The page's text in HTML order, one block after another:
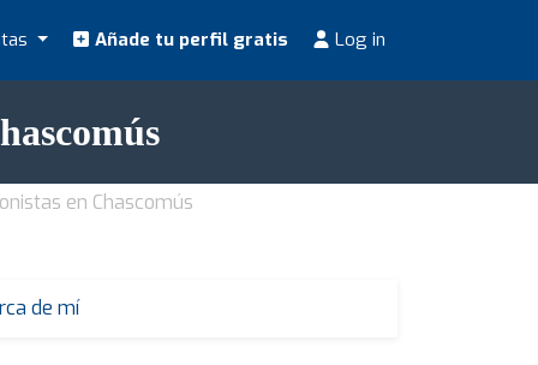
Añade tu perfil gratis Log in
en Chascomús
de mí